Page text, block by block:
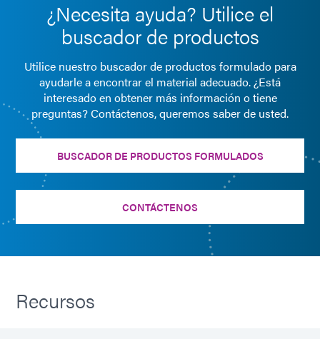
¿Necesita ayuda? Utilice el
buscador de productos
Utilice nuestro buscador de productos formulado para
ayudarle a encontrar el material adecuado. ¿Está
interesado en obtener más información o tiene
preguntas? Contáctenos, queremos saber de usted.
BUSCADOR DE PRODUCTOS FORMULADOS
CONTÁCTENOS
Recursos